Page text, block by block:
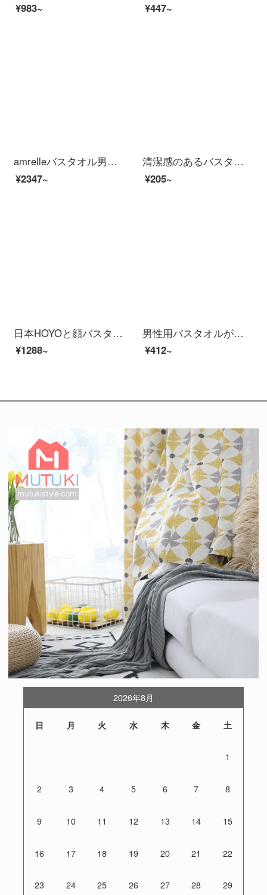
¥983~ ¥447~
amrelleバスタオル男女家庭用出口日本純綿吸水速乾柔軟タオル三点セットホテル灰色バスタオル1枚+タオル1枚
¥2347~
清潔感のあるバスタオル男性純綿成人男女家庭用吸水速乾軟新疆長綿包巾ホテル大浴タオルW 0599薄い灰（A類標準/柔らかくて厚い/強い吸水）
¥205~
日本HOYOと顔バスタオル大人男女家庭用綿バスタオル吸水速乾タオル柔軟大タオルは、タオルと氷と墨で厚めのスタイルができます。
¥1288~
男性用バスタオルが超大型家庭用カップルは、タオルを綿の吸水速乾タオルより広くし、薄い灰色180*95 cm【英語の刺繍/強い吸水/タオル付き】
¥412~
2026年8月
日 月 火 水 木 金 土
1
2 3 4 5 6 7 8
9 10 11 12 13 14 15
16 17 18 19 20 21 22
23 24 25 26 27 28 29